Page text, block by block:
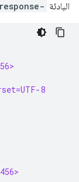
البادئة response-
8